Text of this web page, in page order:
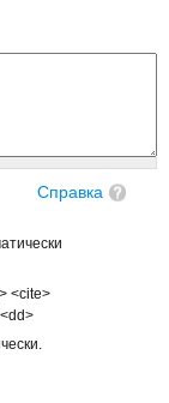
Справка
<cite>